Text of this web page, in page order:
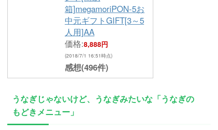
箱]megamoriPON-5お
中元ギフトGIFT[3～5
人用]AA
価格:8,888円
(2018/7/1 16:51時点)
感想(496件)
うなぎじゃないけど、うなぎみたいな「うなぎの
もどきメニュー」